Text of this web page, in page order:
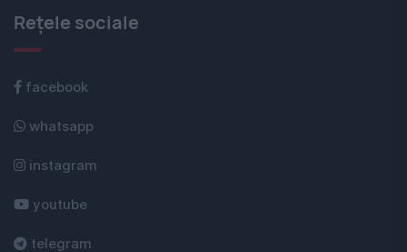
Rețele sociale
facebook
whatsapp
instagram
youtube
telegram